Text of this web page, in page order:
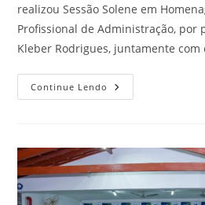
realizou Sessão Solene em
Profissional de Administração, por
Kleber Rodrigues, juntamente com
Continue Lendo Assembleia
Legislativa